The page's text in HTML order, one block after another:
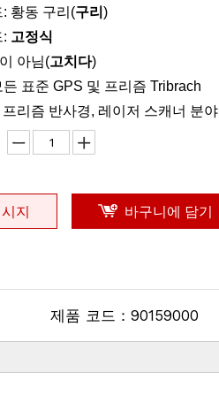
황동 구리(구리 )
: 고정식
아님(고치다)
표준 GPS 및 프리즘 Tribrach
리즘 반사경, 레이저 스캐너 분야
지 바구니에 담기
제품 코드： 90159000